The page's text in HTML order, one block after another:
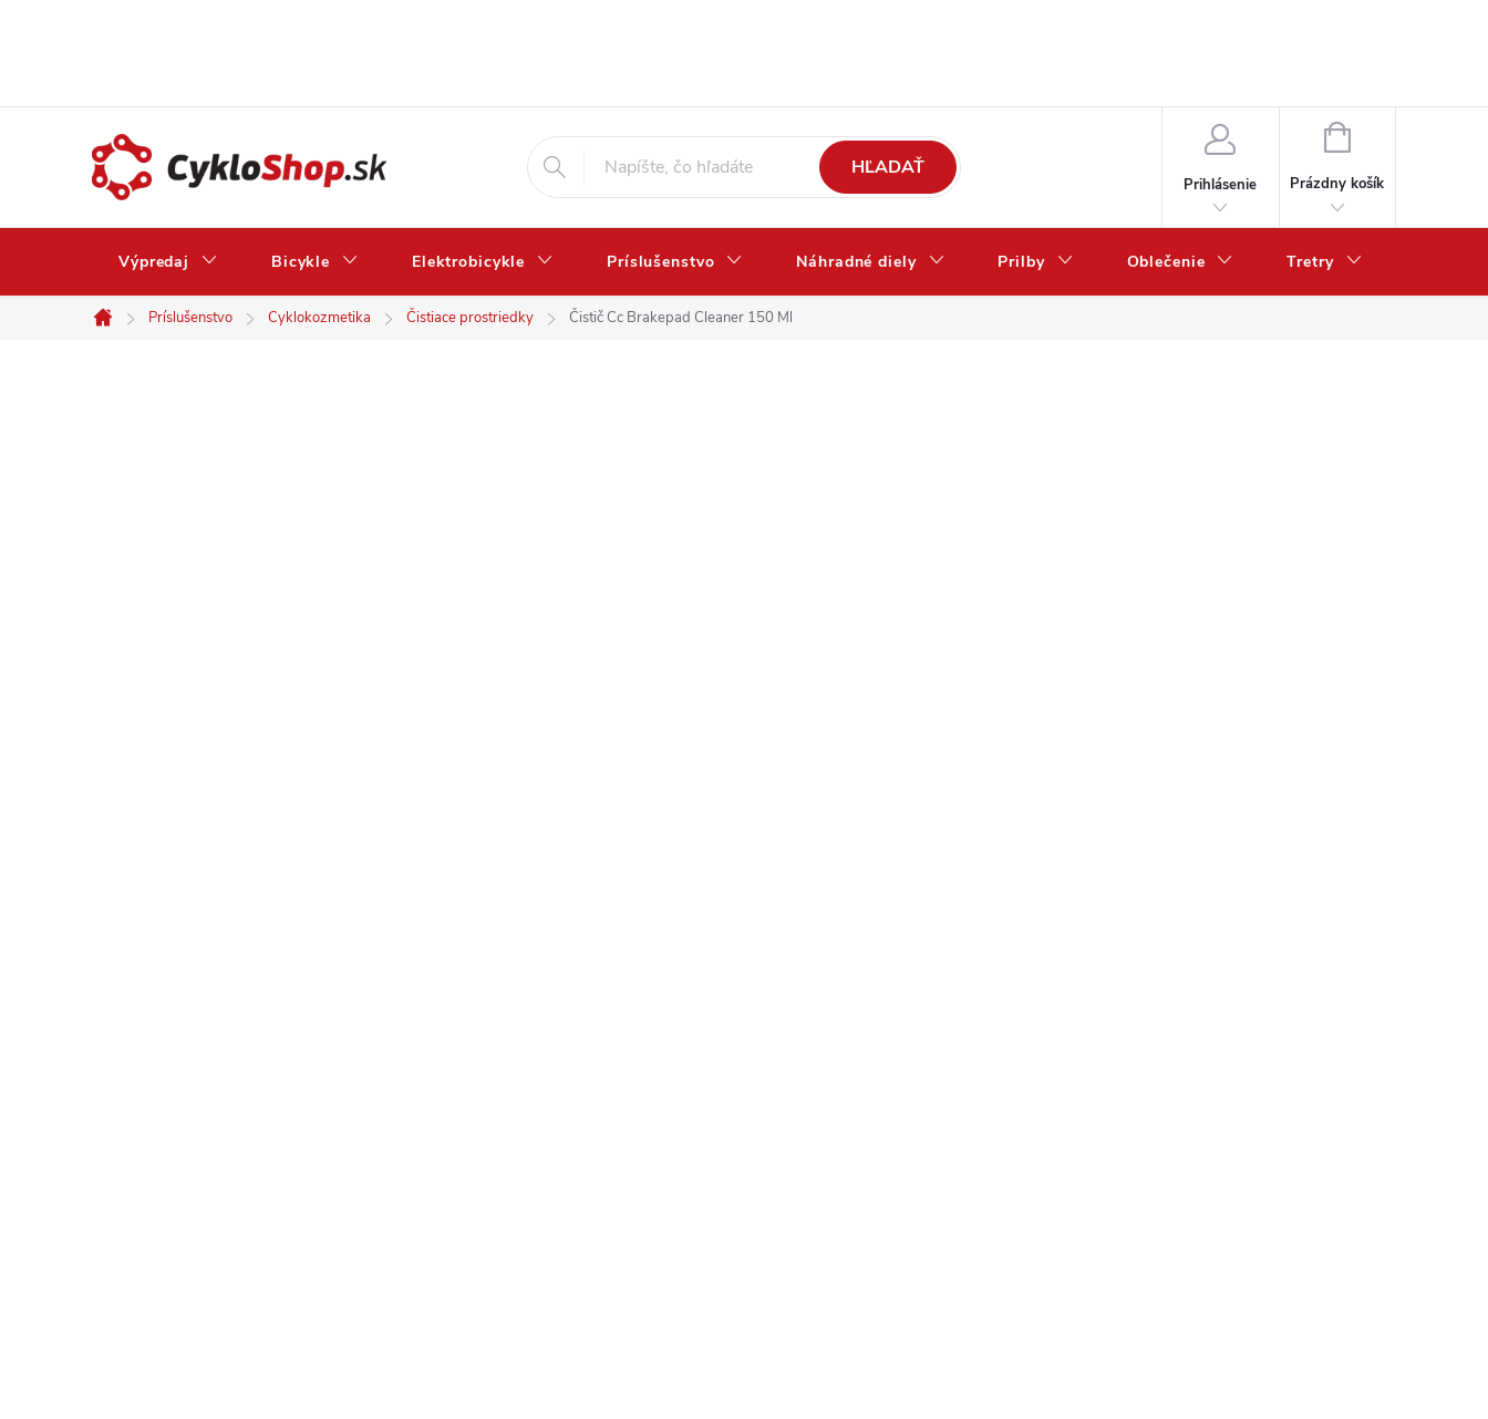
HĽADAŤ
Prihlásenie
NÁKUPNÝ
Prázdny košík
Výpredaj Bicykle Elektrobicykle Príslušenstvo Náhradné diely Prilby Oblečenie Tretry
Domov
Príslušenstvo Cyklokozmetika Čistiace prostriedky Čistič Cc Brakepad Cleaner 150 Ml